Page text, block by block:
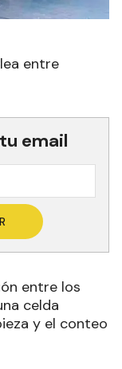
entre
email
entre los
celda
y el conteo